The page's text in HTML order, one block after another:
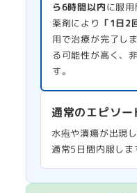
ら6時間以内に服用
薬剤により 「1日2
用で治療が完了し
る可能性が高く、
す。
通常のエピソー
水疱や潰瘍が出現
通常5日間内服しま